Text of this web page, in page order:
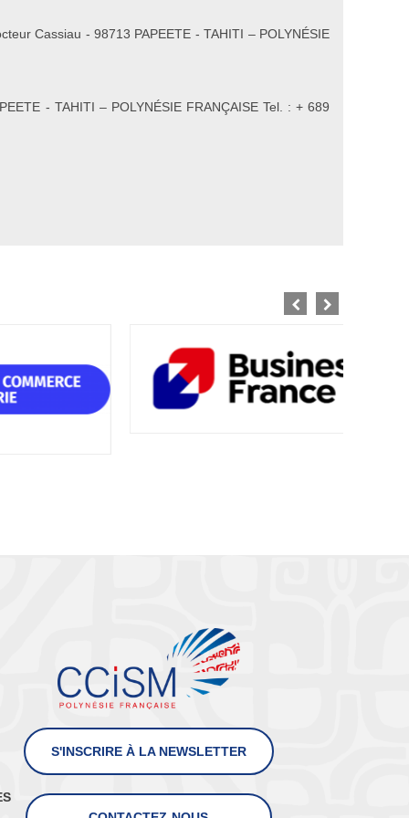
Cassiau - 98713 PAPEETE - TAHITI – POLYNÉSIE
- TAHITI – POLYNÉSIE FRANÇAISE Tel. : + 689
S'INSCRIRE À LA NEWSLETTER